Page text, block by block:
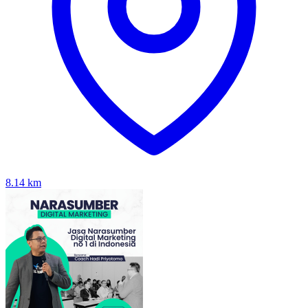
8.14 km